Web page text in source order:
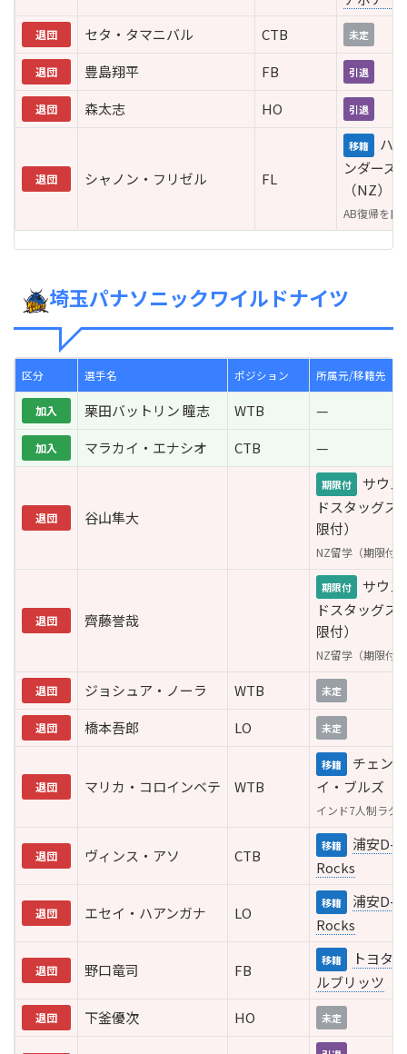
退団 セタ・タマニバル CTB 未定
退団 豊島翔平 FB 引退
退団 森太志 HO 引退
退団 シャノン・フリゼル FL
移籍
ハ
ンダーズ
（NZ）
AB復帰を目
埼玉パナソニックワイルドナイツ
区分 選手名 ポジション 所属元/移籍先
加入 栗田バットリン 瞳志 WTB —
加入 マラカイ・エナシオ CTB —
退団 谷山隼大
期限付
サウ
ドスタッグス
限付）
NZ留学（期限付
退団 齊藤誉哉
期限付
サウ
ドスタッグス
限付）
NZ留学（期限付
退団 ジョシュア・ノーラ WTB 未定
退団 橋本吾郎 LO 未定
退団 マリカ・コロインベテ WTB
移籍
チェンナ
イ・ブルズ（
インド7人制ラグ
退団 ヴィンス・アソ CTB
移籍
浦安D-
Rocks
退団 エセイ・ハアンガナ LO
移籍
浦安D-
Rocks
退団 野口竜司 FB
移籍
トヨタ
ルブリッツ
退団 下釜優次 HO 未定